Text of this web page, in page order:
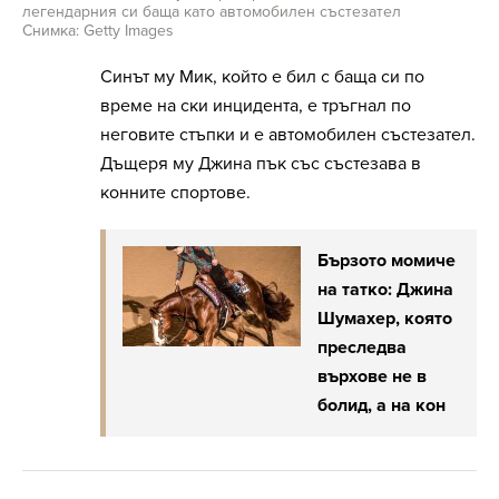
легендарния си баща като автомобилен състезател
Снимка: Getty Images
Синът му Мик, който е бил с баща си по
време на ски инцидента, е тръгнал по
неговите стъпки и е автомобилен състезател.
Дъщеря му Джина пък със състезава в
конните спортове.
Бързото момиче
на татко: Джина
Шумахер, която
преследва
върхове не в
болид, а на кон